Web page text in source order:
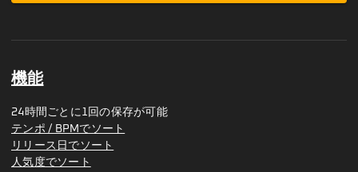
機能
24時間ごとに1回の保存が可能
テンポ / BPMでソート
リリース日でソート
人気度でソート